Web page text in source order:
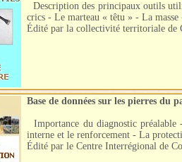
Description des principaux outils
crics - Le marteau « têtu » - La
Édité par la collectivité territoriale de
Base de données sur les pierres du
Importance du diagnostic
interne et le renforcement - La
Édité par le Centre Interrégional de